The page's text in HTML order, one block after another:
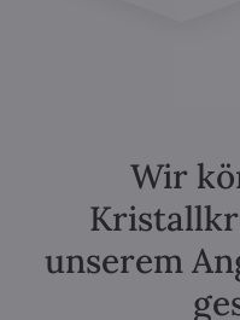
Wir
unserem